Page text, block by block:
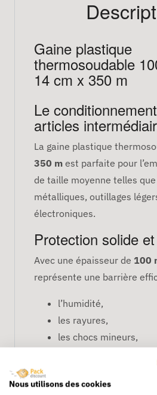
Gaine plastique
thermosoudable
14 cm x 350 m
Le
articles
La gaine plastique
350 m est parfaite pour
de taille moyenne telles
métalliques, outillages
électroniques.
Protection solide
Avec une épaisseur de 100
représente une barrière
l’humidité,
les rayures,
les chocs mineurs,
Parfaite compatibilité
Nous utilisons des cookies